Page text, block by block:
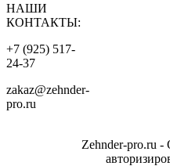
НАШИ
КОНТАКТЫ:
+7 (925) 517-
24-37
zakaz@zehnder-
pro.ru
Zehnder-pro.ru